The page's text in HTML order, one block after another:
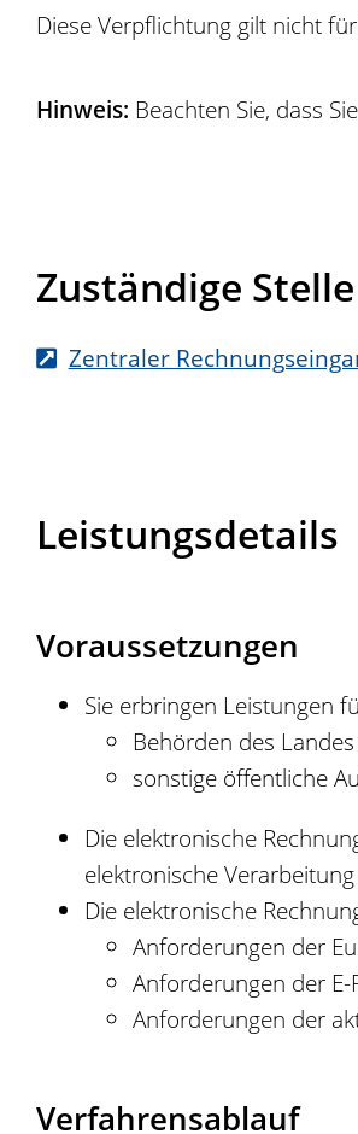
Diese Verpflichtung gilt nicht
Hinweis: Beachten Sie, dass
Zuständige Stelle
Zentraler
Leistungsdetails
Voraussetzungen
Sie erbringen Leistungen
Behörden des
sonstige öffentliche
Die elektronische
elektronische
Die elektronische
Anforderungen der
Anforderungen der
Anforderungen der
Verfahrensablauf